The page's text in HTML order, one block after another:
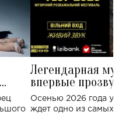
Легендарная
впервые
Украине: где
Осенью 2026 года
ждет одно из